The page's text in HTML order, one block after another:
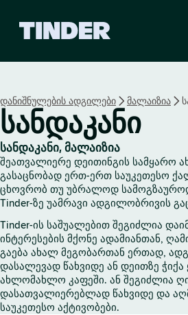
r
H
o
m
e
დანიშნულების ადგილები მალაიზია
სანდაკანი
სანდაკანი, მალაიზია
შეათვალიერე დეითინგის სამყარო
გასაცნობად ერთ-ერთ საუკეთესო
ცხოვრობ თუ უბრალოდ
Tinder-ზე უამრავი ადგილობრივის
Tinder-ის საშუალებით შეგიძლია
ინტერესების მქონე ადამიანთან,
გაება ახალ მეგობართან ერთად,
დასალევად წახვიდე ან დეითზე ჭიქა
ახლომახლო კაფეში. ან შეგიძლია
დასათვალიერებლად წახვიდე და
საუკეთესო აქტივობები.